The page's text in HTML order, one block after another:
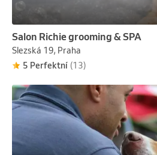
Salon Richie grooming & SPA
Slezská 19, Praha
5 Perfektní (13)